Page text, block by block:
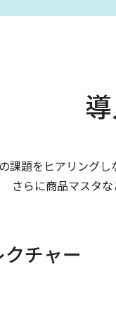
課題をヒアリング
さらに商品マスタ
チャー